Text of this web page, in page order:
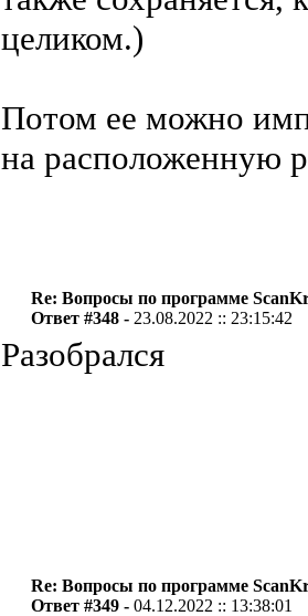
целиком.)
Потом ее можно
на расположенную
Re: Вопросы по программе
Ответ #348 - 23.08.2022 :: 23:15:42
Разобрался
Re: Вопросы по программе
Ответ #349 -04.12.2022 :: 13:38:01